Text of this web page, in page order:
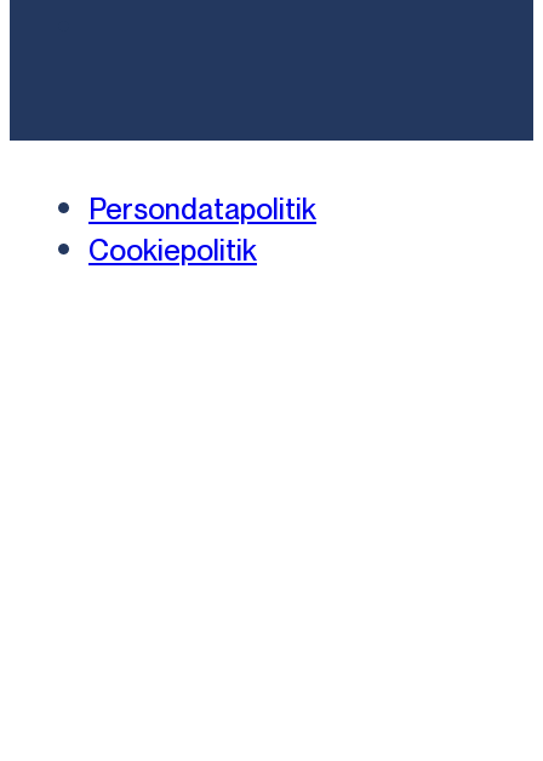
Persondatapolitik
Cookiepolitik